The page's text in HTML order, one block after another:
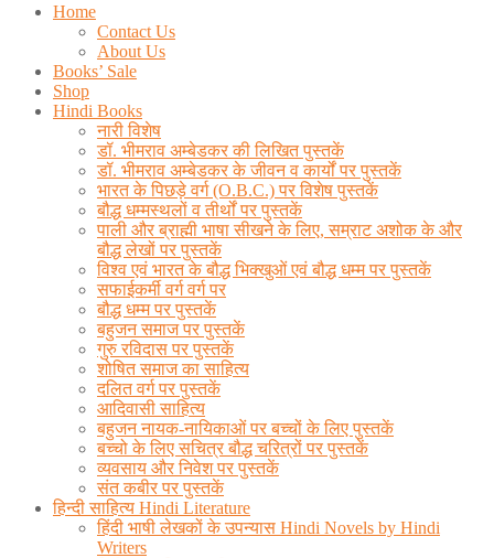
Home
Contact Us
About Us
Books’ Sale
Shop
Hindi Books
नारी विशेष
डॉ. भीमराव अम्बेडकर की लिखित पुस्तकें
डॉ. भीमराव अम्बेडकर के जीवन व कार्यों पर पुस्तकें
भारत के पिछड़े वर्ग (O.B.C.) पर विशेष पुस्तकें
बौद्ध धम्मस्थलों व तीर्थों पर पुस्तकें
पाली और ब्राह्मी भाषा सीखने के लिए, सम्राट अशोक के और
बौद्ध लेखों पर पुस्तकें
विश्व एवं भारत के बौद्ध भिक्खुओं एवं बौद्ध धम्म पर पुस्तकें
सफाईकर्मी वर्ग वर्ग पर
बौद्ध धम्म पर पुस्तकें
बहुजन समाज पर पुस्तकें
गुरु रविदास पर पुस्तकें
शोषित समाज का साहित्य
दलित वर्ग पर पुस्तकें
आदिवासी साहित्य
बहुजन नायक-नायिकाओं पर बच्चों के लिए पुस्तकें
बच्चो के लिए सचित्र बौद्ध चरित्रों पर पुस्तकें
व्यवसाय और निवेश पर पुस्तकें
संत कबीर पर पुस्तकें
हिन्दी साहित्य Hindi Literature
हिंदी भाषी लेखकों के उपन्यास Hindi Novels by Hindi
Writers